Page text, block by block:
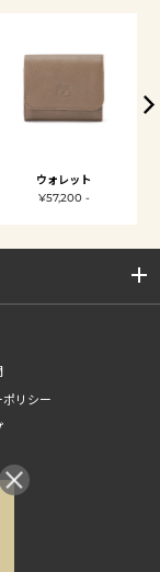
ウォレット
¥57,200 -
リシー